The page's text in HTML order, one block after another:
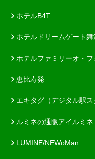
ホテルB4T
ホテルドリームゲート舞
ホテルファミリーオ・
恵比寿発
エキタグ（デジタル駅ス
ルミネの通販アイルミネ
LUMINE/NEWoMan